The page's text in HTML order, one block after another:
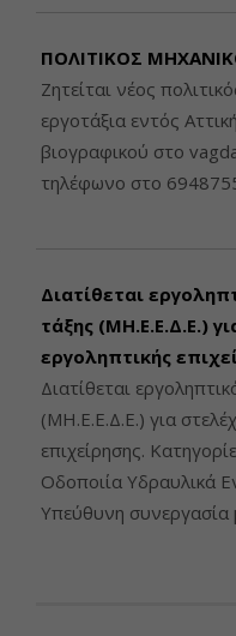
ΠΟΛΙΤΙΚΟΣ
Ζητείται νέος
εργοτάξια εντός
βιογραφικού στο
τηλέφωνο στο
Διατίθεται
τάξης (ΜΗ.Ε.Ε.Δ.Ε.)
εργοληπτικής
Διατίθεται
(ΜΗ.Ε.Ε.Δ.Ε.) για
επιχείρησης.
Οδοποιία Υδραυλικά
Υπεύθυνη συνεργασία